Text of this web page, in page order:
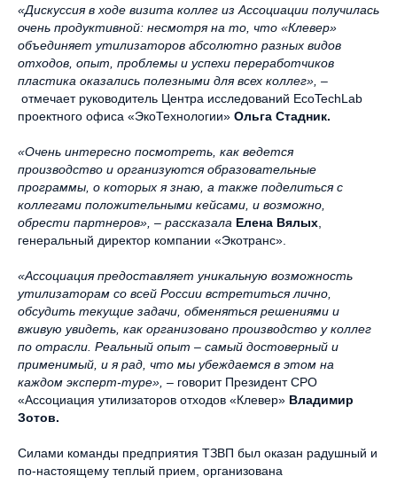
«Дискуссия в ходе визита коллег из Ассоциации получилась
очень продуктивной: несмотря на то, что «Клевер»
объединяет утилизаторов абсолютно разных видов
отходов, опыт, проблемы и успехи переработчиков
пластика оказались полезными для всех коллег», –
отмечает руководитель Центра исследований EcoTechLab
проектного офиса «ЭкоТехнологии» Ольга Стадник.
«Очень интересно посмотреть, как ведется
производство и организуются образовательные
программы, о которых я знаю, а также поделиться с
коллегами положительными кейсами, и возможно,
обрести партнеров», – рассказала Елена Вялых
генеральный директор компании «Экотранс».
«Ассоциация предоставляет уникальную возможность
утилизаторам со всей России встретиться лично,
обсудить текущие задачи, обменяться решениями и
вживую увидеть, как организовано производство у коллег
по отрасли. Реальный опыт – самый достоверный и
применимый, и я рад, что мы убеждаемся в этом на
каждом эксперт-туре», – говорит Президент СРО
«Ассоциация утилизаторов отходов «Клевер» Владимир
Зотов.
Силами команды предприятия ТЗВП был оказан радушный и
по-настоящему теплый прием, организована